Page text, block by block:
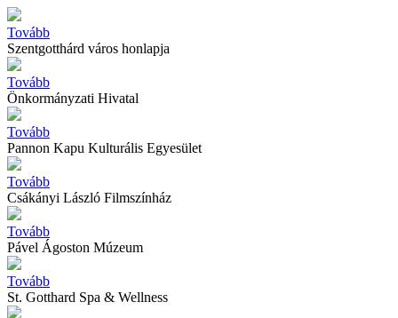
Tovább
Szentgotthárd város honlapja
Tovább
Önkormányzati Hivatal
Tovább
Pannon Kapu Kulturális Egyesület
Tovább
Csákányi László Filmszínház
Tovább
Pável Ágoston Múzeum
Tovább
St. Gotthard Spa & Wellness